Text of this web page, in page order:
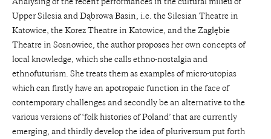
Analysing of the recent performances in the cultural milieu of
Upper Silesia and Dąbrowa Basin, i.e. the Silesian Theatre in
Katowice, the Korez Theatre in Katowice, and the Zagłębie
Theatre in Sosnowiec, the author proposes her own concepts of
local knowledge, which she calls ethno-nostalgia and
ethnofuturism. She treats them as examples of micro-utopias
which can firstly have an apotropaic function in the face of
contemporary challenges and secondly be an alternative to the
various versions of ‘folk histories of Poland’ that are currently
emerging, and thirdly develop the idea of pluriversum put forth